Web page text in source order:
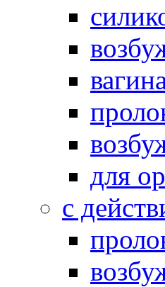
для
с